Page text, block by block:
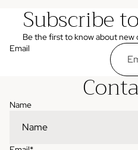
Subscribe
Be the first to know about new
Email
Name